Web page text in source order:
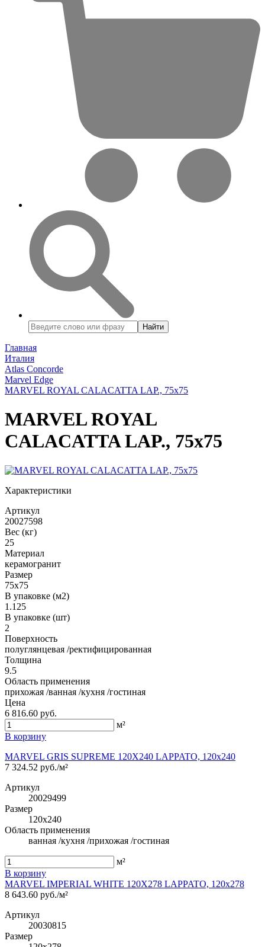
Найти
Главная
Италия
Atlas Concorde
Marvel Edge
MARVEL ROYAL CALACATTA LAP., 75x75
MARVEL ROYAL
CALACATTA LAP., 75x75
Характеристики
Артикул
20027598
Вес (кг)
25
Материал
керамогранит
Размер
75x75
В упаковке (м2)
1.125
В упаковке (шт)
2
Поверхность
полуглянцевая /ректифицированная
Толщина
9.5
Область применения
прихожая /ванная /кухня /гостиная
Цена
6 816.60 руб.
м²
В корзину
MARVEL GRIS SUPREME 120X240 LAPPATO, 120x240
7 324.52 руб./м²
Артикул
20029499
Размер
120x240
Область применения
ванная /кухня /прихожая /гостиная
м²
В корзину
MARVEL IMPERIAL WHITE 120X278 LAPPATO, 120x278
8 643.60 руб./м²
Артикул
20030815
Размер